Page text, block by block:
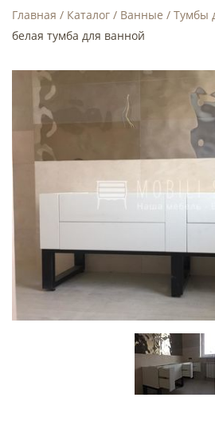
Главная / Каталог / Ванные / Тумбы
белая тумба для ванной